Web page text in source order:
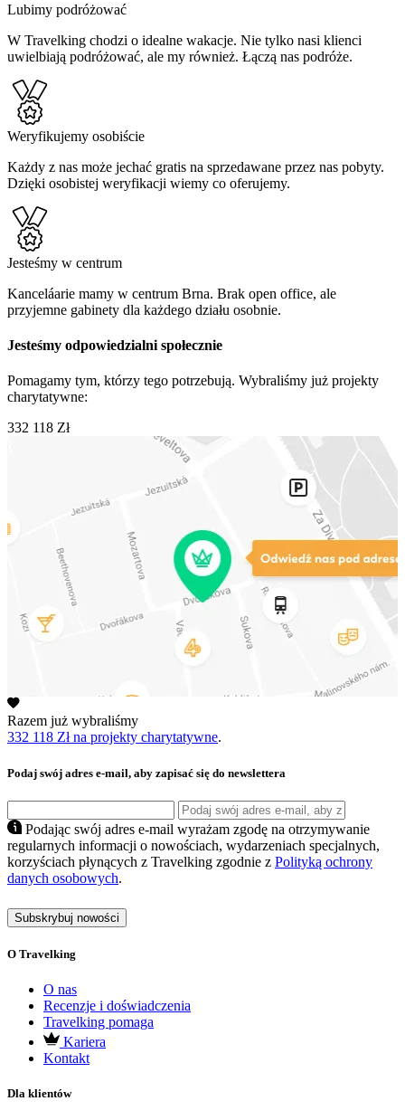
Lubimy podróżować
W Travelking chodzi o idealne wakacje. Nie tylko nasi klienci
uwielbiają podróżować, ale my również. Łączą nas podróże.
Weryfikujemy osobiście
Każdy z nas może jechać gratis na sprzedawane przez nas pobyty.
Dzięki osobistej weryfikacji wiemy co oferujemy.
Jesteśmy w centrum
Kanceláarie mamy w centrum Brna. Brak open office, ale
przyjemne gabinety dla każdego działu osobnie.
Jesteśmy odpowiedzialni społecznie
Pomagamy tym, którzy tego potrzebują. Wybraliśmy już projekty
charytatywne:
332 118 Zł
Razem już wybraliśmy
332 118 Zł na projekty charytatywne.
Podaj swój adres e-mail, aby zapisać się do newslettera
Podając swój adres e-mail wyrażam zgodę na otrzymywanie
regularnych informacji o nowościach, wydarzeniach specjalnych,
korzyściach płynących z Travelking zgodnie z Polityką ochrony
danych osobowych.
Subskrybuj nowości
O Travelking
O nas
Recenzje i doświadczenia
Travelking pomaga
Kariera
Kontakt
Dla klientów